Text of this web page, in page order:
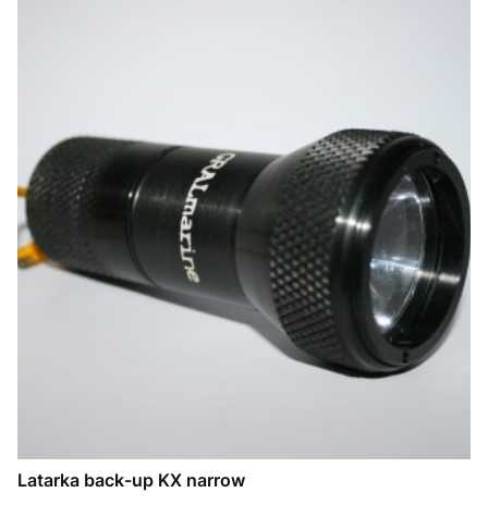
Latarka back-up KX narrow